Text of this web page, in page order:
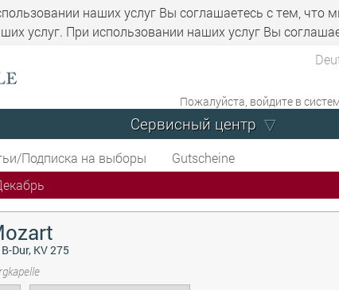
наших услуг Вы соглашаетесь с тем, что
услуг. При использовании наших услуг Вы
Пожалуйста, войдите в
Сервисный центр
Подписка на выборы
Gutscheine
Dur, KV 275